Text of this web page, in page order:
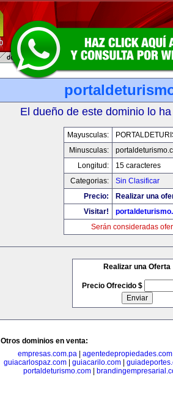
El dueño de este dominio lo
Mayusculas:
Minusculas:
Longitud:
15 caracteres
Categorias:
Sin Clasificar
Precio:
Realizar una
Visitar!
Serán consideradas
Realizar una Oferta
Precio Ofrecido $
Otros dominios en venta:
empresas.com.pa
agentedepropiedades.com
guiacarlospaz.com
guiacarilo.com
portaldeturismo.com